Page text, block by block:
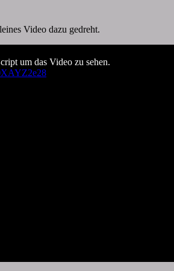
Video dazu gedreht.
um das Video zu sehen.